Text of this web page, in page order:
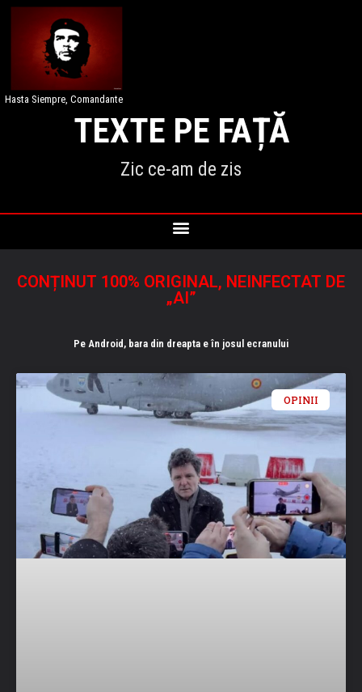
Hasta Siempre, Comandante
TEXTE PE FAȚĂ
Zic ce-am de zis
CONȚINUT 100% ORIGINAL, NEINFECTAT DE
„AI”
Pe Android, bara din dreapta e în josul ecranului
OPINII